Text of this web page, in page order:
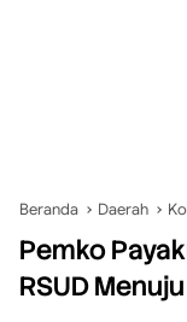
Beranda Daerah
Pemko
RSUD